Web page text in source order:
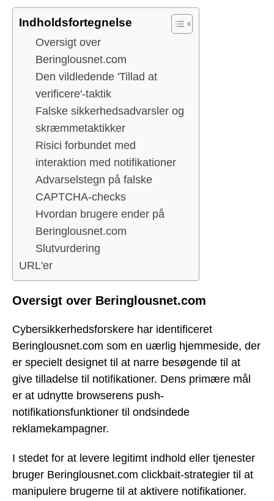
Indholdsfortegnelse
Oversigt over
Beringlousnet.com
Den vildledende 'Tillad at
verificere'-taktik
Falske sikkerhedsadvarsler og
skræmmetaktikker
Risici forbundet med
interaktion med notifikationer
Advarselstegn på falske
CAPTCHA-checks
Hvordan brugere ender på
Beringlousnet.com
Slutvurdering
URL'er
Oversigt over Beringlousnet.com
Cybersikkerhedsforskere har identificeret
Beringlousnet.com som en uærlig hjemmeside, der
er specielt designet til at narre besøgende til at
give tilladelse til notifikationer. Dens primære mål
er at udnytte browserens push-
notifikationsfunktioner til ondsindede
reklamekampagner.
I stedet for at levere legitimt indhold eller tjenester
bruger Beringlousnet.com clickbait-strategier til at
manipulere brugerne til at aktivere notifikationer.